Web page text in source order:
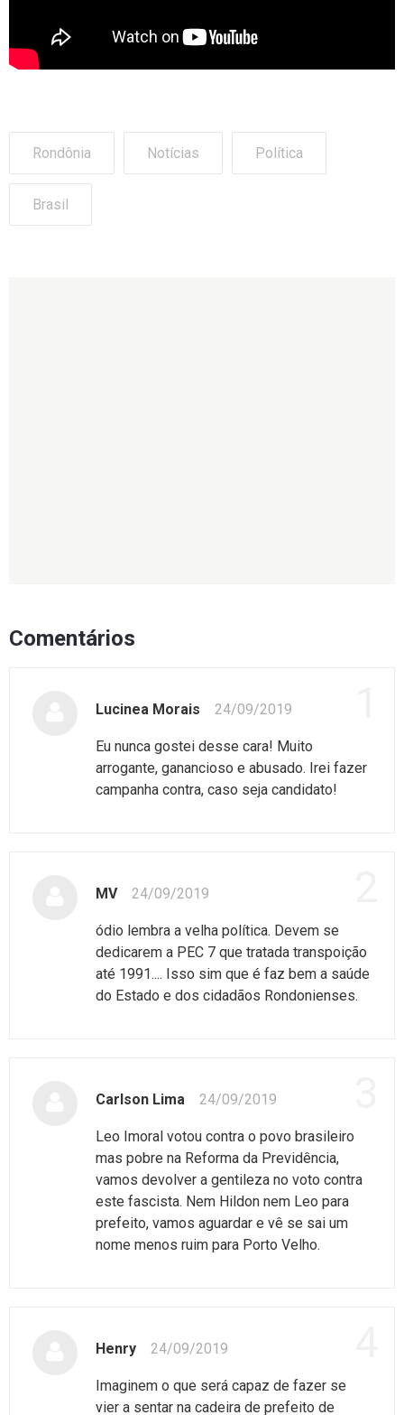
Rondônia Notícias Política
Brasil
Comentários
Lucinea Morais 24/09/2019
Eu nunca gostei desse cara! Muito
arrogante, ganancioso e abusado. Irei fazer
campanha contra, caso seja candidato!
MV 24/09/2019
ódio lembra a velha política. Devem se
dedicarem a PEC 7 que tratada transpoição
até 1991.... Isso sim que é faz bem a saúde
do Estado e dos cidadãos Rondonienses.
Carlson Lima 24/09/2019
Leo Imoral votou contra o povo brasileiro
mas pobre na Reforma da Previdência,
vamos devolver a gentileza no voto contra
este fascista. Nem Hildon nem Leo para
prefeito, vamos aguardar e vê se sai um
nome menos ruim para Porto Velho.
Henry 24/09/2019
Imaginem o que será capaz de fazer se
vier a sentar na cadeira de prefeito de